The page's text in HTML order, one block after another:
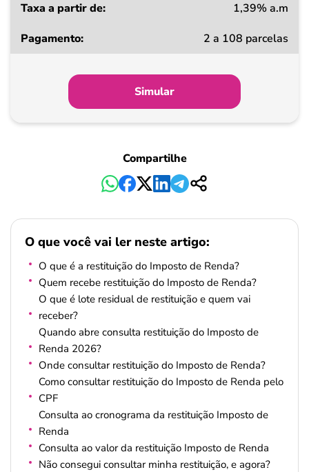
a
Pagamento
1,39% a.m
2 a 108 parcelas
Simular
Compartilhe
O que você vai ler neste artigo:
O que é a restituição do Imposto de Renda?
Quem recebe restituição do Imposto de Renda?
O que é lote residual de restituição e quem vai
receber?
Quando abre consulta restituição do Imposto de
Renda 2026?
Onde consultar restituição do Imposto de Renda?
Como consultar restituição do Imposto de Renda pelo
CPF
Consulta ao cronograma da restituição Imposto de
Renda
Consulta ao valor da restituição Imposto de Renda
Não consegui consultar minha restituição, e agora?